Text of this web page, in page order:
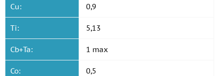
Cu: 0,9
Ti: 5,13
Cb+Ta: 1 max
Co: 0,5